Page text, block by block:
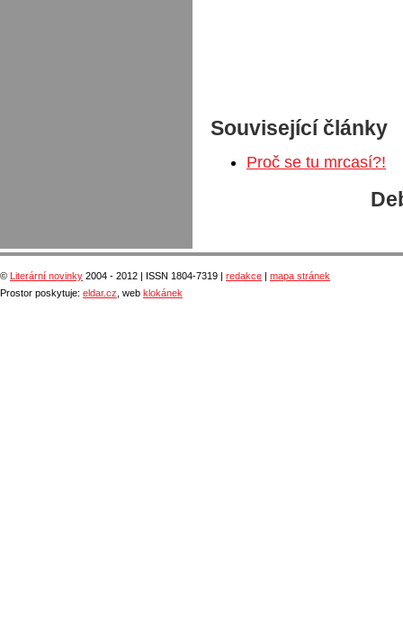
Související články
Proč se tu mrcasí?!
© Literární novinky 2004 - 2012 | ISSN 1804-7319 | redakce
mapa stránek
Prostor poskytuje: eldar.cz , web klokánek